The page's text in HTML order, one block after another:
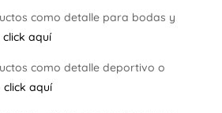
como detalle para bodas y
click aquí
como detalle deportivo o
click aquí